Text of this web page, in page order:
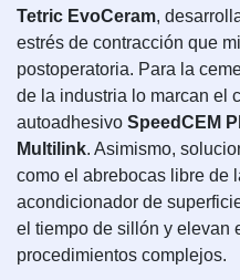
Tetric EvoCeram,
estrés de contracción que
postoperatoria. Para la
de la industria lo marcan el
autoadhesivo SpeedCEM
Multilink. Asimismo,
como el abrebocas libre de
acondicionador de
el tiempo de sillón y elevan
procedimientos complejos.